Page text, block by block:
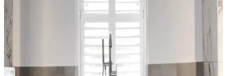
Dekoratif Mavi Halı Örtüsü Seçenekleri ve Ev
Dekorasyonunda Renk Uyumu
Ev dekorasyonunda mavi halı örtüleri, şıklık ve fonksiyonelliği bir
arada sunar. Çeşitli modeller ve renk tonlarıyla mekânlara ferah ve
sıcak atmosferler kazandırır.